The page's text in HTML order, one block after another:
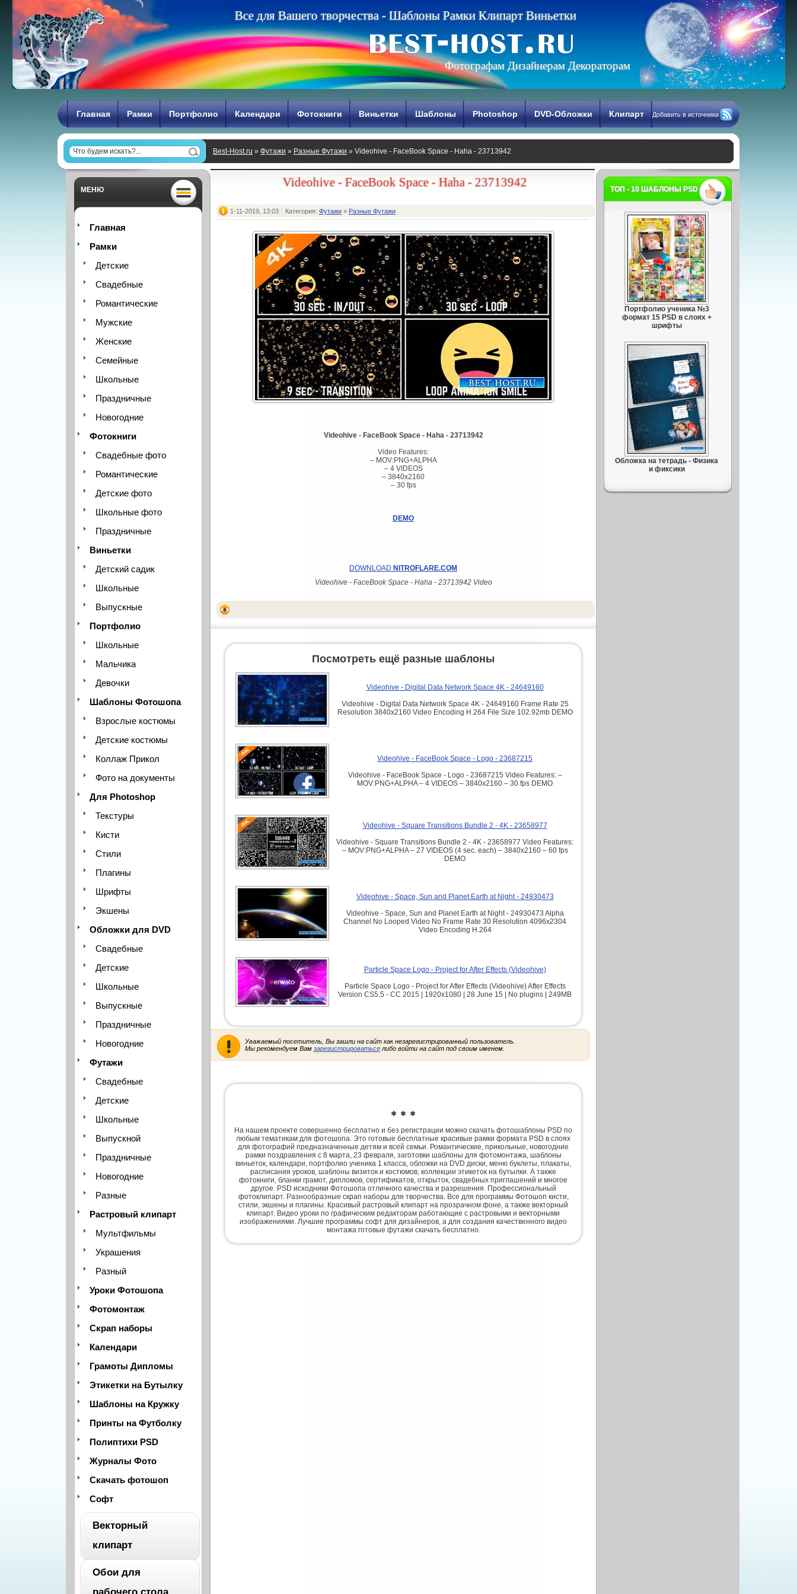
Все для Вашего творчества - Шаблоны Рамки Клипарт Виньетки
Фотографам Дизайнерам Декораторам
Главная Рамки Портфолио Календари Фотокниги Виньетки Шаблоны Photoshop DVD-Обложки Клипарт Добавить в источники
Best-Host.ru » Футажи » Разные Футажи » Videohive - FaceBook Space - Haha - 23713942
МЕНЮ
Главная
Рамки
Детские
Свадебные
Романтические
Мужские
Женские
Семейные
Школьные
Праздничные
Новогодние
Фотокниги
Свадебные фото
Романтические
Детские фото
Школьные фото
Праздничные
Виньетки
Детский садик
Школьные
Выпускные
Портфолио
Школьные
Мальчика
Девочки
Шаблоны Фотошопа
Взрослые костюмы
Детские костюмы
Коллаж Прикол
Фото на документы
Для Photoshop
Текстуры
Кисти
Стили
Плагины
Шрифты
Экшены
Обложки для DVD
Свадебные
Детские
Школьные
Выпускные
Праздничные
Новогодние
Футажи
Свадебные
Детские
Школьные
Выпускной
Праздничные
Новогодние
Разные
Растровый клипарт
Мультфильмы
Украшения
Разный
Уроки Фотошопа
Фотомонтаж
Скрап наборы
Календари
Грамоты Дипломы
Этикетки на Бутылку
Шаблоны на Кружку
Принты на Футболку
Полиптихи PSD
Журналы Фото
Скачать фотошоп
Софт
Векторный
клипарт
Обои для
Videohive - FaceBook Space - Haha - 23713942
1-11-2019, 13:03 Категория: Футажи » Разные Футажи
Videohive - FaceBook Space - Haha - 23713942
Video Features:
– MOV:PNG+ALPHA
– 4 VIDEOS
– 3840x2160
– 30 fps
DEMO
DOWNLOAD NITROFLARE.COM
Videohive - FaceBook Space - Haha - 23713942 Video
Посмотреть ещё разные шаблоны
Videohive - Digital Data Network Space 4K - 24649160
Videohive - Digital Data Network Space 4K - 24649160 Frame Rate 25
Resolution 3840x2160 Video Encoding H.264 File Size 102.92mb DEMO
Videohive - FaceBook Space - Logo - 23687215
Videohive - FaceBook Space - Logo - 23687215 Video Features: –
MOV:PNG+ALPHA – 4 VIDEOS – 3840x2160 – 30 fps DEMO
Videohive - Square Transitions Bundle 2 - 4K - 23658977
Videohive - Square Transitions Bundle 2 - 4K - 23658977 Video Features:
– MOV:PNG+ALPHA – 27 VIDEOS (4 sec. each) – 3840x2160 – 60 fps
DEMO
Videohive - Space, Sun and Planet Earth at Night - 24930473
Videohive - Space, Sun and Planet Earth at Night - 24930473 Alpha
Channel No Looped Video No Frame Rate 30 Resolution 4096x2304
Video Encoding H.264
Particle Space Logo - Project for After Effects (Videohive)
Particle Space Logo - Project for After Effects (Videohive) After Effects
Version CS5.5 - CC 2015 | 1920x1080 | 28 June 15 | No plugins | 249MB
Уважаемый посетитель, Вы зашли на сайт как незарегистрированный пользователь.
Мы рекомендуем Вам зарегистрироваться либо войти на сайт под своим именем.
✱ ✱ ✱
На нашем проекте совершенно бесплатно и без регистрации можно скачать фотошаблоны PSD по
любым тематикам для фотошопа. Это готовые бесплатные красивые рамки формата PSD в слоях
для фотографий предназначенные детям и всей семьи. Романтические, прикольные, новогодние
рамки поздравления с 8 марта, 23 февраля, заготовки шаблоны для фотомонтажа, шаблоны
виньеток, календари, портфолио ученика 1 класса, обложки на DVD диски, меню буклеты, плакаты,
расписания уроков, шаблоны визиток и костюмов, коллекции этикеток на бутылки. А также
фотокниги, бланки грамот, дипломов, сертификатов, открыток, свадебных приглашений и многое
другое. PSD исходники Фотошопа отличного качества и разрешения. Профессиональный
фотоклипарт. Разнообразные скрап наборы для творчества. Все для программы Фотошоп кисти,
стили, экшены и плагины. Красивый растровый клипарт на прозрачном фоне, а также векторный
клипарт. Видео уроки по графическим редакторам работающие с растровыми и векторными
изображениями. Лучшие программы софт для дизайнеров, а для создания качественного видео
монтажа готовые футажи скачать бесплатно.
ТОП - 10 ШАБЛОНЫ PSD
Портфолио ученика №3
формат 15 PSD в слоях +
шрифты
Обложка на тетрадь - Физика
и фиксики